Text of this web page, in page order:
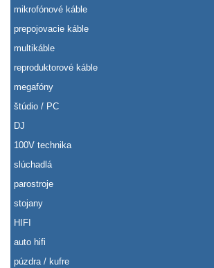
mikrofónové káble
prepojovacie káble
multikáble
reproduktorové káble
megafóny
štúdio / PC
DJ
100V technika
slúchadlá
parostroje
stojany
HIFI
auto hifi
púzdra / kufre